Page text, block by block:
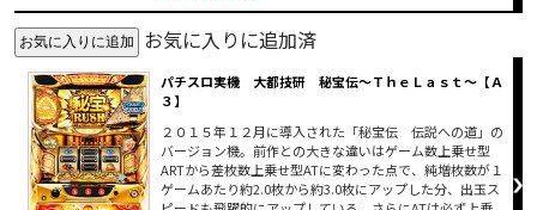
お気に入りに追加済
パチスロ実機 大都技研 秘宝伝～ＴｈｅＬａｓｔ～【Ａ
３】
２０１５年１２月に導入された「秘宝伝 伝説への道」の
バージョン機。前作との大きな違いはゲーム数上乗せ型
ARTから差枚数上乗せ型ATに変わった点で、純増枚数が１
ゲームあたり約2.0枚から約3.0枚にアップした分、出玉ス